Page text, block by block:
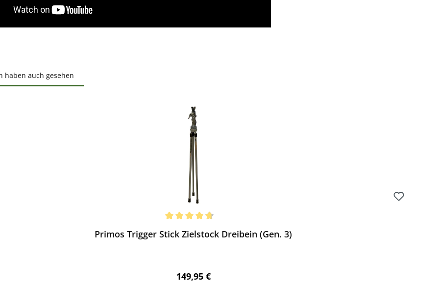
haben auch gesehen
Primos Trigger Stick Zielstock Dreibein (Gen. 3)
Regulärer Preis:
149,95 €